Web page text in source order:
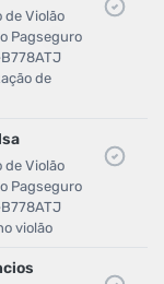
de Violão
Pagseguro
de
de Violão
Pagseguro
violão